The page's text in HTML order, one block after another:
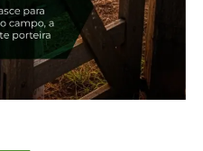
o clima, e
e
para